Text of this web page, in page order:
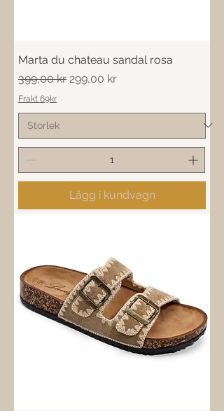
Marta du chateau sandal rosa
Ordinarie pris
399,00 kr Reapris
299,00 kr
Frakt 69kr
Lägg i kundvagn